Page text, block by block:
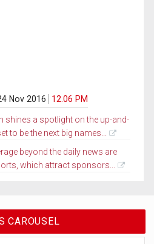
Nov 2016 12.06 PM
shines a spotlight on the up-and-
to be the next big names...
beyond the daily news are
which attract sponsors...
CAROUSEL